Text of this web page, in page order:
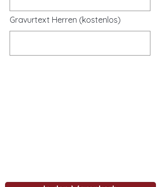
Gravurtext Herren (kostenlos)